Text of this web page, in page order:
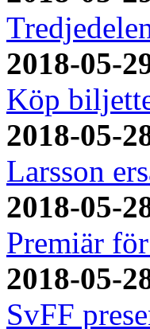
2018-05-
Köp
2018-05-
Larsson
2018-05-
Premiär
2018-05-
SvFF